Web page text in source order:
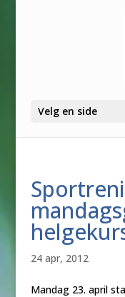
Velg en side
24 apr, 2012
Mandag 23. april